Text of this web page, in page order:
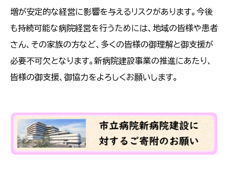
増が安定的な経営に影響を与えるリスクがあります。今後
も持続可能な病院経営を行うためには、地域の皆様や患者
さん、その家族の方など、多くの皆様の御理解と御支援が
必要不可欠となります。新病院建設事業の推進にあたり、
皆様の御支援、御協力をよろしくお願いします。